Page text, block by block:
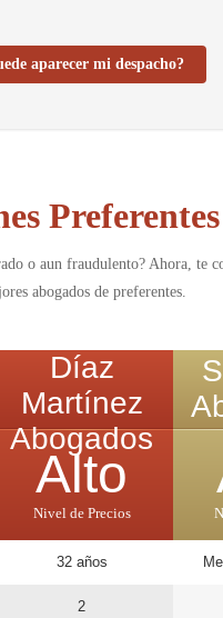
aparecer mi despacho?
o aun fraudulento? Ahora, te
abogados de preferentes.
Díaz
Martínez
Abogados
Alto
Nivel de Precios
32 años
2